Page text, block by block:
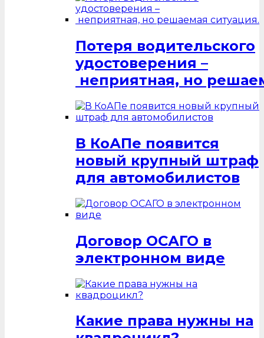
Потеря водительского
удостоверения –
неприятная, но
В КоАПе появится
новый крупный штраф
для автомобилистов
Договор ОСАГО в
электронном виде
Какие права нужны на